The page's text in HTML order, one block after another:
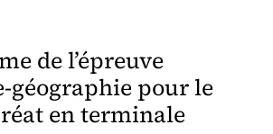
de l’épreuve
géographie pour le
en terminale